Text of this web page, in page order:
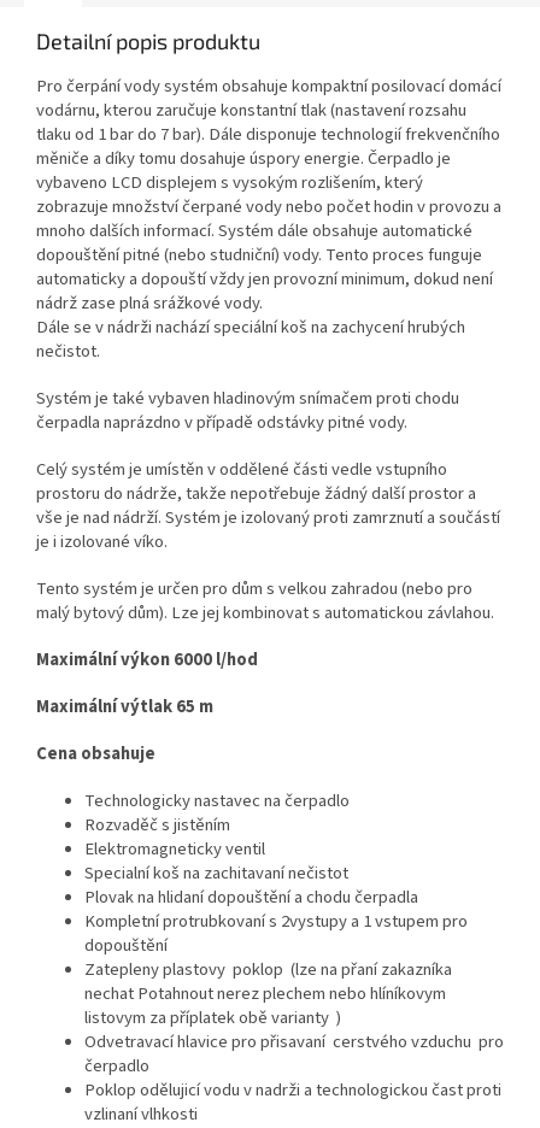
Detailní popis produktu
Pro čerpání vody systém obsahuje kompaktní posilovací domácí
vodárnu, kterou zaručuje konstantní tlak (nastavení rozsahu
tlaku od 1 bar do 7 bar). Dále disponuje technologií frekvenčního
měniče a díky tomu dosahuje úspory energie. Čerpadlo je
vybaveno LCD displejem s vysokým rozlišením, který
zobrazujemnožstvíčerpané vody nebo počet hodin v provozu a
mnoho dalších informací. Systém dále obsahuje automatické
dopouštění pitné (nebo studniční) vody. Tento proces funguje
automaticky a dopouští vždy jen provozní minimum, dokud není
nádrž zase plná srážkové vody.
Dále se v nádrži nachází speciální koš na zachycení hrubých
nečistot.
Systém je také vybaven hladinovým snímačem proti chodu
čerpadla naprázdno v případě odstávky pitné vody.
Celý systém je umístěn v oddělené části vedle vstupního
prostoru do nádrže, takže nepotřebuje žádný další prostor a
vše je nad nádrží. Systém je izolovaný proti zamrznutí a součástí
je i izolované víko.
Tento systém je určen pro dům s velkou zahradou (nebo pro
malý bytový dům). Lze jej kombinovat s automatickou závlahou.
Maximální výkon 6000 l/hod
Maximální výtlak 65 m
Cena obsahuje
Technologicky nastavec na čerpadlo
Rozvaděč s jistěním
Elektromagneticky ventil
Specialní koš na zachitavaní nečistot
Plovak na hlidaní dopouštění a chodu čerpadla
Kompletní protrubkovaní s 2vystupy a 1 vstupem pro
dopouštění
Zatepleny plastovy poklop (lze na přaní zakazníka
nechat Potahnout nerez plechem nebo hlíníkovym
listovym za příplatek obě varianty )
Odvetravací hlavice pro přisavaní cerstvého vzduchu pro
čerpadlo
Poklop odělujicí vodu v nadrži a technologickou čast proti
vzlinaní vlhkosti